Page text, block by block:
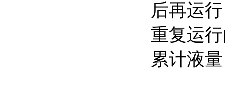
后再运
重复运
累计液